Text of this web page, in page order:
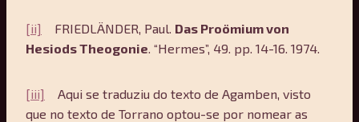
[ii] FRIEDLÄNDER, Paul. Das Proömium von
Hesiods Theogonie . “Hermes”, 49. pp. 14-16. 1974.
[iii]
Aqui se traduziu do texto de Agamben, visto
que no texto de Torrano optou-se por nomear as